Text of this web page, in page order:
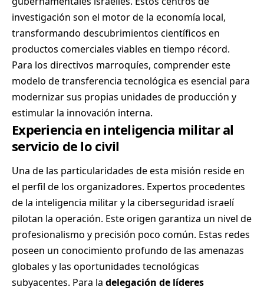
investigación son el motor de la economía local,
transformando descubrimientos científicos en
productos comerciales viables en tiempo récord.
Para los directivos marroquíes, comprender este
modelo de transferencia tecnológica es esencial para
modernizar sus propias unidades de producción y
estimular la innovación interna.
Experiencia en inteligencia militar al
servicio de lo civil
Una de las particularidades de esta misión reside en
el perfil de los organizadores. Expertos procedentes
de la inteligencia militar y la ciberseguridad israelí
pilotan la operación. Este origen garantiza un nivel de
profesionalismo y precisión poco común. Estas redes
poseen un conocimiento profundo de las amenazas
globales y las oportunidades tecnológicas
subyacentes. Para la delegación de líderes